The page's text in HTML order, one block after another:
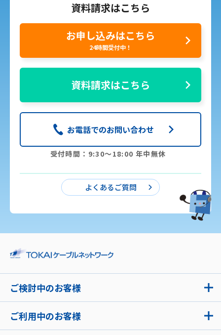
資料請求はこちら
お申し込みはこちら
24時間受付中！
資料請求はこちら
お電話でのお問い合わせ
受付時間：9:30〜18:00 年中無休
よくあるご質問
ご検討中のお客様
ご利用中のお客様